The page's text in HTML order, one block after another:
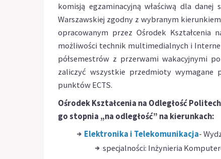
komisją egzaminacyjną właściwą dla
Warszawskiej zgodny z wybranym
opracowanym przez Ośrodek
możliwości technik multimedialnych i
półsemestrów z przerwami wakacyjnymi
zaliczyć wszystkie przedmioty wymagane
punktów ECTS.
Ośrodek Kształcenia na Odległość
go stopnia „na odległość” na kierunkach:
Elektronika i Telekomunikacja-
specjalności: Inżynieria